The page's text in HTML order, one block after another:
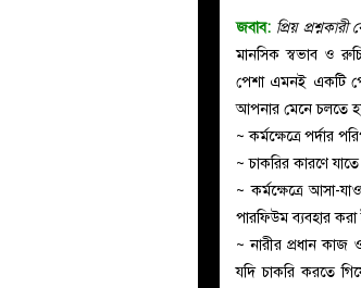
জবাব: প্রিয় প্রশ্নকারী
মানসিক স্বভাব ও
পেশা এমনই একটি
আপনার মেনে চলতে
~ কর্মক্ষেত্রে পর্দার
~ চাকরির কারণে
~ কর্মক্ষেত্রে আসা-
পারফিউম ব্যবহার করা
~ নারীর প্রধান কাজ
যদি চাকরি করতে